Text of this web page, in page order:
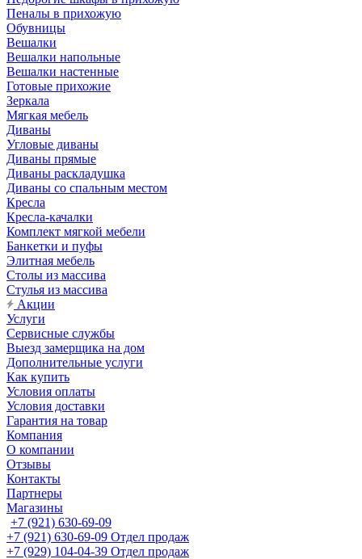
Пеналы в прихожую
Обувницы
Вешалки
Вешалки напольные
Вешалки настенные
Готовые прихожие
Зеркала
Мягкая мебель
Диваны
Угловые диваны
Диваны прямые
Диваны раскладушка
Диваны со спальным местом
Кресла
Кресла-качалки
Комплект мягкой мебели
Банкетки и пуфы
Элитная мебель
Столы из массива
Стулья из массива
Акции
Услуги
Сервисные службы
Выезд замерщика на дом
Дополнительные услуги
Как купить
Условия оплаты
Условия доставки
Гарантия на товар
Компания
О компании
Отзывы
Контакты
Партнеры
Магазины
+7 (921) 630-69-09
+7 (921) 630-69-09 Отдел продаж
+7 (929) 104-04-39 Отдел продаж